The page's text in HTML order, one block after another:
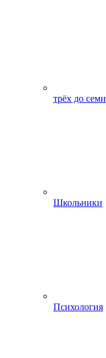
трёх до семи
Школьники
Психология